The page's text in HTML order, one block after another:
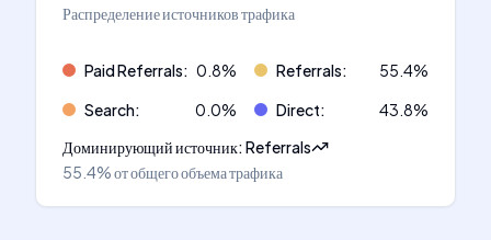
Распределение источников трафика
Paid Referrals: 0.8% Referrals: 55.4%
Search: 0.0% Direct: 43.8%
Доминирующий источник:Referrals
55.4%от общего объема трафика